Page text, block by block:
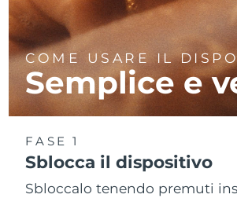
COME USARE IL
Semplice e
FASE 1
Sblocca il dispositivo
Sbloccalo tenendo premuti